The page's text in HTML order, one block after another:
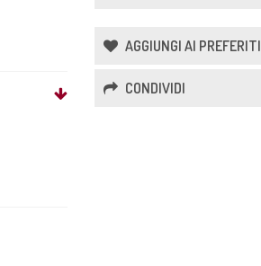
AGGIUNGI AI PREFERITI
CONDIVIDI